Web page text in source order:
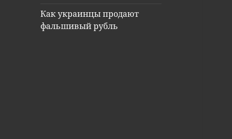
Как украинцы продают
фальшивый рубль